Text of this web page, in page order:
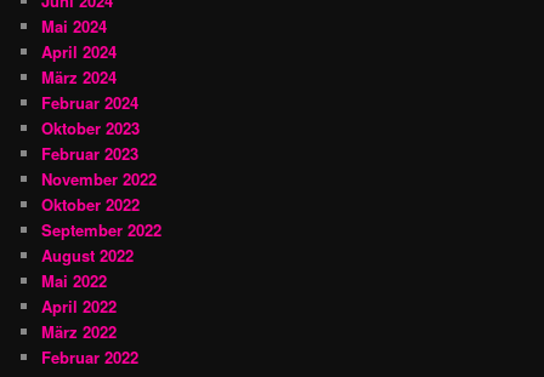
Mai 2024
April 2024
März 2024
Februar 2024
Oktober 2023
Februar 2023
November 2022
Oktober 2022
September 2022
August 2022
Mai 2022
April 2022
März 2022
Februar 2022